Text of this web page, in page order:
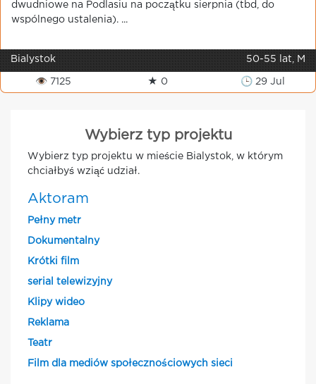
dwudniowe na Podlasiu na początku sierpnia (tbd, do
wspólnego ustalenia). ...
Bialystok 50-55 lat, M
👁 7125 ★ 0 🕒 29 Jul
Wybierz typ projektu
Wybierz typ projektu w mieście Bialystok, w którym
chciałbyś wziąć udział.
Aktoram
Pełny metr
Dokumentalny
Krótki film
serial telewizyjny
Klipy wideo
Reklama
Teatr
Film dla mediów społecznościowych sieci